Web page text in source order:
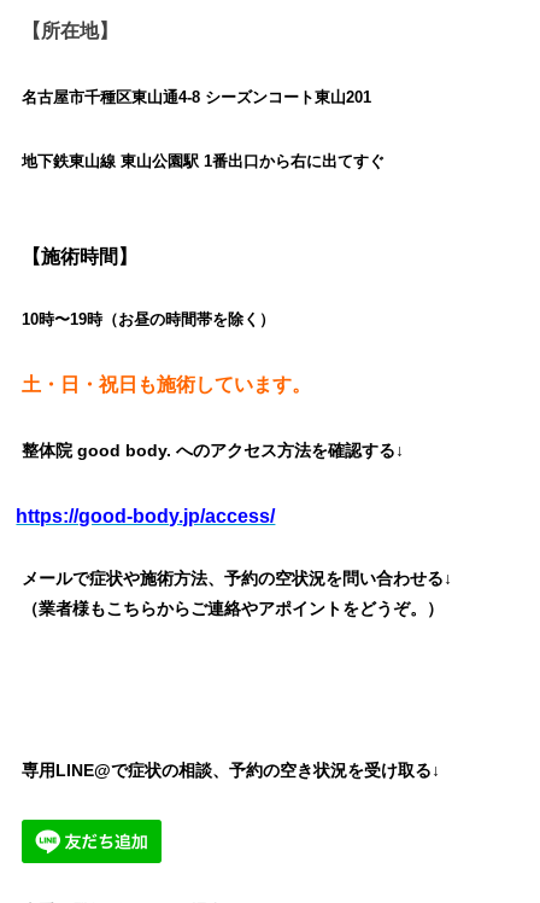
【所在地】
名古屋市千種区東山通4-8 シーズンコート東山201
地下鉄東山線 東山公園駅 1番出口から右に出てすぐ
【施術時間】
10時〜19時（お昼の時間帯を除く）
土・日・祝日も施術しています。
整体院 good body. へのアクセス方法を確認する↓
https://good-body.jp/access/
メールで症状や施術方法、予約の空状況を問い合わせる↓
（業者様もこちらからご連絡やアポイントをどうぞ。）
専用LINE@で症状の相談、予約の空き状況を受け取る↓